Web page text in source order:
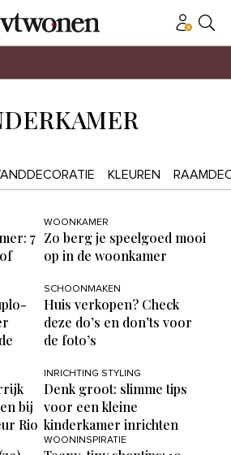
KLEUREN
7
WOONKAMER
Zo berg je speelgoed mooi
op in de woonkamer
SCHOONMAKEN
Huis verkopen? Check
deze do’s en don’ts voor
de foto’s
bij
Rio
INRICHTING STYLING
Denk groot: slimme tips
voor een kleine
kinderkamer inrichten
WOONINSPIRATIE